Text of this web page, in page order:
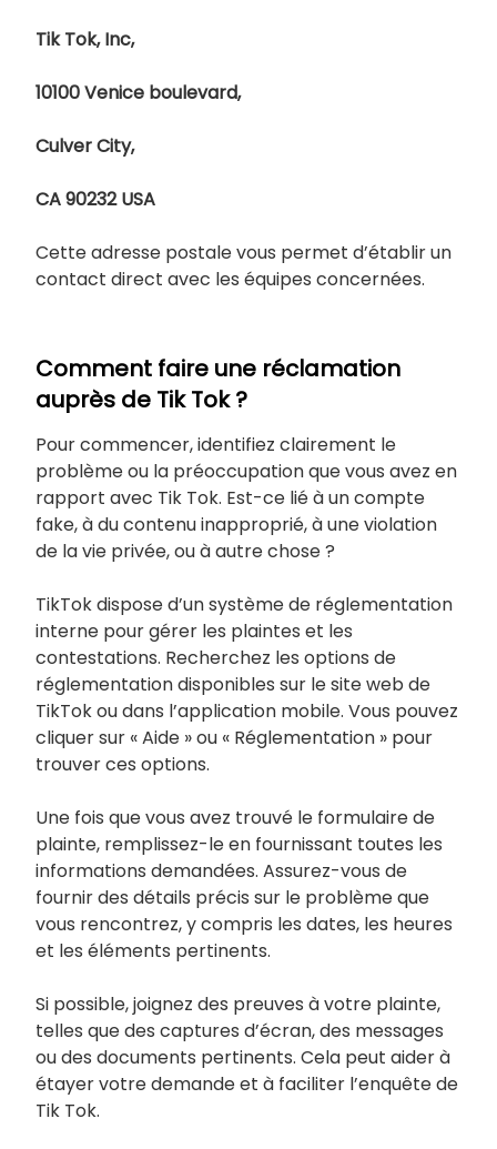
Tik Tok, Inc,
10100 Venice boulevard,
Culver City,
CA 90232 USA
Cette adresse postale vous permet d’établir un
contact direct avec les équipes concernées.
Comment faire une réclamation
auprès de Tik Tok ?
Pour commencer, identifiez clairement le
problème ou la préoccupation que vous avez en
rapport avec Tik Tok. Est-ce lié à un compte
fake, à du contenu inapproprié, à une violation
de la vie privée, ou à autre chose ?
TikTok dispose d’un système de réglementation
interne pour gérer les plaintes et les
contestations. Recherchez les options de
réglementation disponibles sur le site web de
TikTok ou dans l’application mobile. Vous pouvez
cliquer sur « Aide » ou « Réglementation » pour
trouver ces options.
Une fois que vous avez trouvé le formulaire de
plainte, remplissez-le en fournissant toutes les
informations demandées. Assurez-vous de
fournir des détails précis sur le problème que
vous rencontrez, y compris les dates, les heures
et les éléments pertinents.
Si possible, joignez des preuves à votre plainte,
telles que des captures d’écran, des messages
ou des documents pertinents. Cela peut aider à
étayer votre demande et à faciliter l’enquête de
Tik Tok.